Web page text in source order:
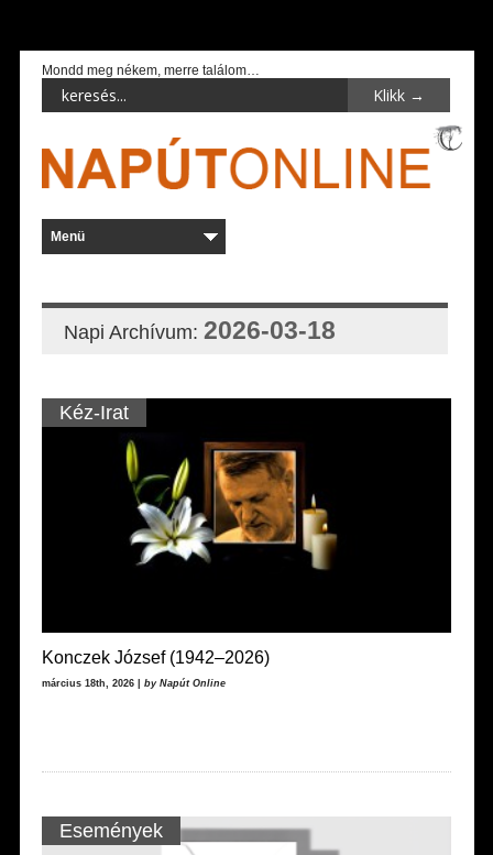
Mondd meg nékem, merre találom…
Napi Archívum: 2026-03-18
Kéz-Irat
Konczek József (1942–2026)
március 18th, 2026 | by Napút Online
Események